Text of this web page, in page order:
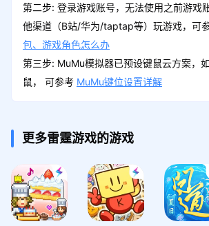
第二步: 登录游戏账号，无法使用之前游戏
他渠道（B站/华为/taptap等）玩游戏，可
包、游戏角色怎么办
第三步: MuMu模拟器已预设键鼠云方案，
鼠， 可参考 MuMu键位设置详解
更多雷霆游戏的游戏